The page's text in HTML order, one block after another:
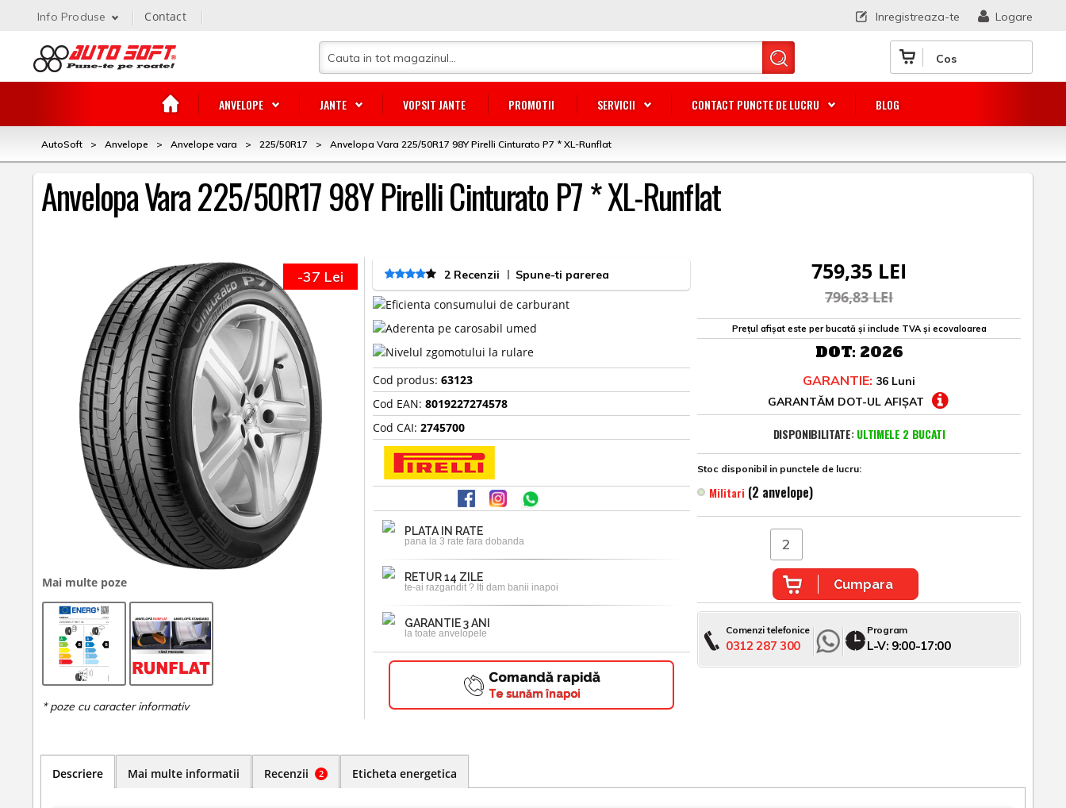
Cos
ANVELOPE JANTE VOPSIT JANTE PROMOTII SERVICII CONTACT PUNCTE DE LUCRU BLOG
Logare
Inregistreaza-te
Info Produse Contact
AutoSoft > Anvelope > Anvelope vara > 225/50R17 > Anvelopa Vara 225/50R17 98Y Pirelli Cinturato P7 * XL-Runflat
Anvelopa Vara 225/50R17 98Y Pirelli Cinturato P7 * XL-Runflat
Mai multe poze
-37 Lei 2 Recenzii | Spune-ti parerea
Cod produs:63123
Cod EAN:8019227274578
Cod CAI:2745700
PLATA IN RATE
pana la 3 rate fara dobanda
RETUR 14 ZILE
te-ai razgandit ? Iti dam banii inapoi
GARANTIE 3 ANI
la toate anvelopele
Comandă rapidă
Te sunăm înapoi
759,35 LEI
796,83 LEI
Prețul afișat este per bucată și include TVA și ecovaloarea
DOT: 2026
GARANTIE: 36 Luni
GARANTĂM DOT-UL AFIȘAT
DISPONIBILITATE: ULTIMELE 2 BUCATI
Stoc disponibil in punctele de lucru:
Militari (2 anvelope)
Cumpara
Comenzi telefonice
0312 287 300
Program
L-V: 9:00-17:00
Descriere Mai multe informatii Recenzii 2 Eticheta energetica